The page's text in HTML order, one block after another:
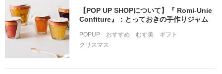
【POP UP SHOPについて】『 Romi-Unie
Confiture』：とっておきの手作りジャム
POPUP おすすめ むす美
ギフト
クリスマス